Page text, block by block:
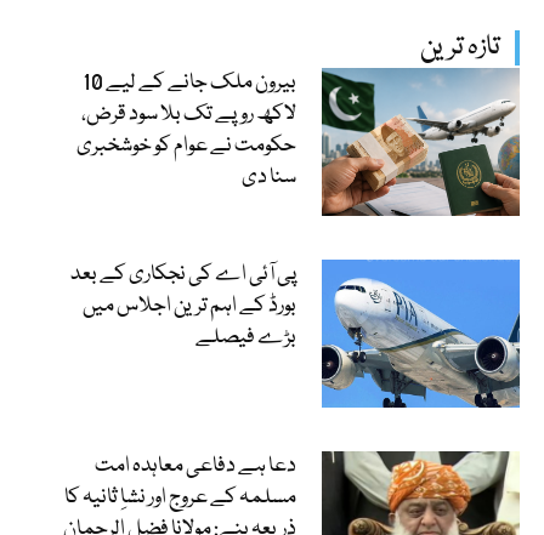
تازہ ترین
بیرون ملک جانے کے لیے 10
لاکھ روپے تک بلا سود قرض،
حکومت نے عوام کو خوشخبری
سنا دی
پی آئی اے کی نجکاری کے بعد
بورڈ کے اہم ترین اجلاس میں
بڑے فیصلے
دعا ہے دفاعی معاہدہ امت
مسلمہ کے عروج اور نشاِ ثانیہ کا